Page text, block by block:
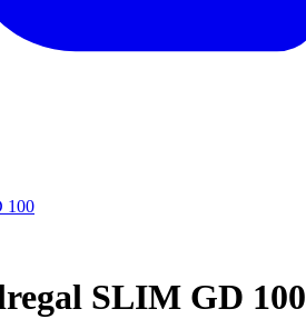
100
SLIM GD 100